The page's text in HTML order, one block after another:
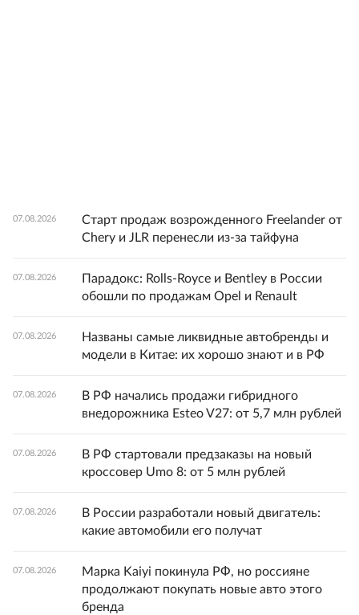
07.08.2026
Старт продаж возрожденного Freelander от
Chery и JLR перенесли из-за тайфуна
07.08.2026
Парадокс: Rolls-Royce и Bentley в России
обошли по продажам Opel и Renault
07.08.2026
Названы самые ликвидные автобренды и
модели в Китае: их хорошо знают и в РФ
07.08.2026
В РФ начались продажи гибридного
внедорожника Esteo V27: от 5,7 млн рублей
07.08.2026
В РФ стартовали предзаказы на новый
кроссовер Umo 8: от 5 млн рублей
07.08.2026
В России разработали новый двигатель:
какие автомобили его получат
07.08.2026
Марка Kaiyi покинула РФ, но россияне
продолжают покупать новые авто этого
бренда